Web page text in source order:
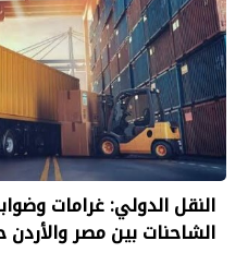
النقل الدولي: غرامات
الشاحنات بين مصر والأردن